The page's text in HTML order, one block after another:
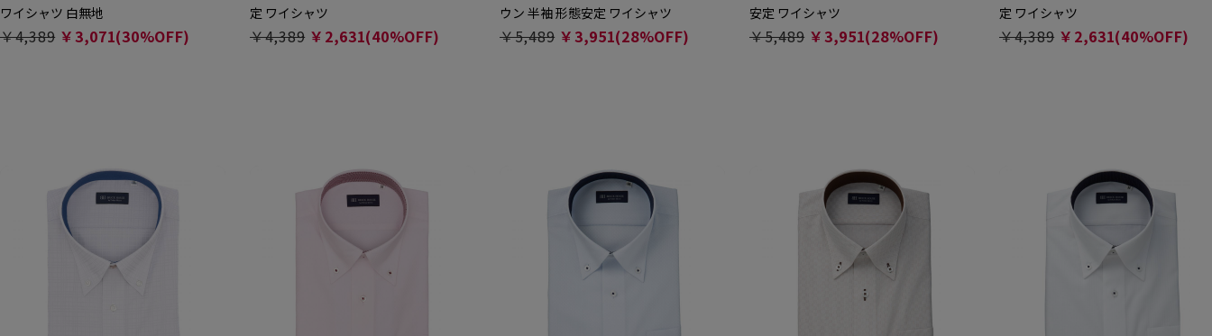
ワイシャツ 白無地
￥4,389 ￥3,071(30%OFF)
定 ワイシャツ
￥4,389 ￥2,631(40%OFF)
ウン 半袖 形態安定 ワイシャツ
￥5,489 ￥3,951(28%OFF)
安定 ワイシャツ
￥5,489 ￥3,951(28%OFF)
定 ワイシャツ
￥4,389 ￥2,631(40%OFF)